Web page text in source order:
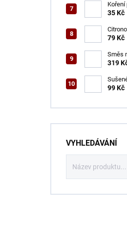
Koření
35 Kč
79 Kč
Směs
ŠON
319
ŠON
99 Kč
VYHLEDÁVÁNÍ